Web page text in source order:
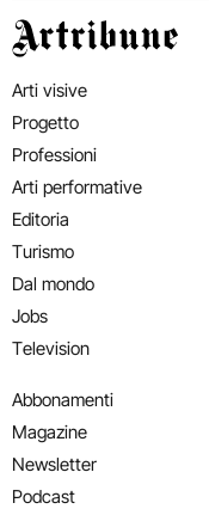
Artribune
Arti visive
Progetto
Professioni
Arti performative
Editoria
Turismo
Dal mondo
Jobs
Television
Abbonamenti
Magazine
Newsletter
Podcast